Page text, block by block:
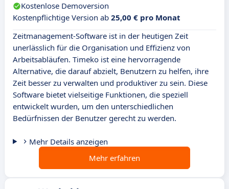
Kostenlose Demoversion
Kostenpflichtige Version ab 25,00 € pro Monat
Zeitmanagement-Software ist in der heutigen Zeit
unerlässlich für die Organisation und Effizienz von
Arbeitsabläufen. Timeko ist eine hervorragende
Alternative, die darauf abzielt, Benutzern zu helfen, ihre
Zeit besser zu verwalten und produktiver zu sein. Diese
Software bietet vielseitige Funktionen, die speziell
entwickelt wurden, um den unterschiedlichen
Bedürfnissen der Benutzer gerecht zu werden.
Mehr Details anzeigen
Mehr erfahren